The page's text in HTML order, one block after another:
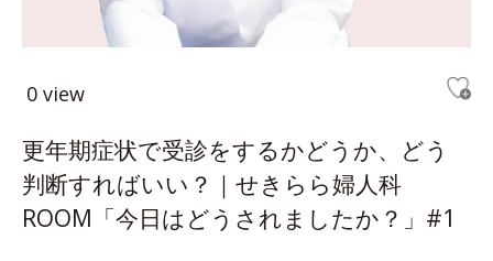
0 view
更年期症状で受診をするかどうか、どう
判断すればいい？｜せきらら婦人科
ROOM「今日はどうされましたか？」#1